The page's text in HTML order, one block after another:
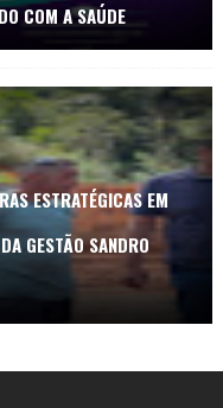
COM A SAÚDE
ESTRATÉGICAS EM
GESTÃO SANDRO